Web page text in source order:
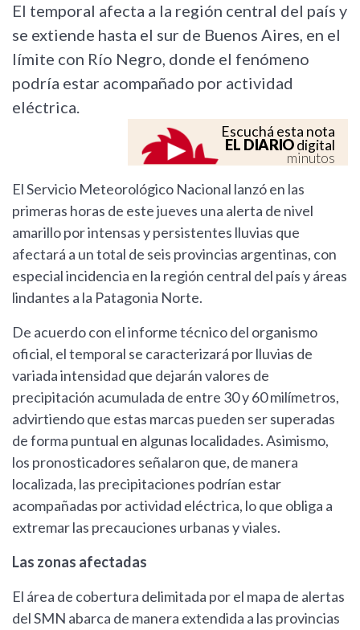
El temporal afecta a la región central del país y
se extiende hasta el sur de Buenos Aires, en el
límite con Río Negro, donde el fenómeno
podría estar acompañado por actividad
eléctrica.
Escuchá esta nota
EL DIARIOdigital
minutos
El Servicio Meteorológico Nacional lanzó en las
primeras horas de este jueves una alerta de nivel
amarillo por intensas y persistentes lluvias que
afectará a un total de seis provincias argentinas, con
especial incidencia en la región central del país y áreas
lindantes a la Patagonia Norte.
De acuerdo con el informe técnico del organismo
oficial, el temporal se caracterizará por lluvias de
variada intensidad que dejarán valores de
precipitación acumulada de entre 30 y 60 milímetros,
advirtiendo que estas marcas pueden ser superadas
de forma puntual en algunas localidades. Asimismo,
los pronosticadores señalaron que, de manera
localizada, las precipitaciones podrían estar
acompañadas por actividad eléctrica, lo que obliga a
extremar las precauciones urbanas y viales.
Las zonas afectadas
El área de cobertura delimitada por el mapa de alertas
del SMN abarca de manera extendida a las provincias